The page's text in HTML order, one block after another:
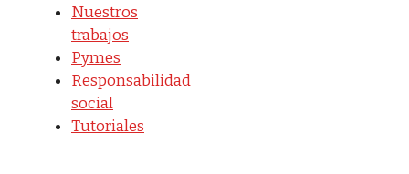
Nuestros
trabajos
Pymes
Responsabilidad
social
Tutoriales